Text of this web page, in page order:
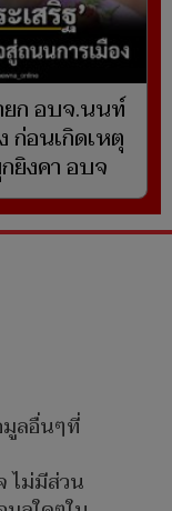
ยก อบจ.นนท์
ก่อนเกิดเหตุ
ยิงคา อบจ
ลอื่นๆที่
ไม่มีส่วน